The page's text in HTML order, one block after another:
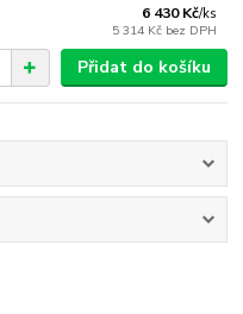
6 430 Kč/ks
5 314 Kč bez DPH
Přidat do košíku